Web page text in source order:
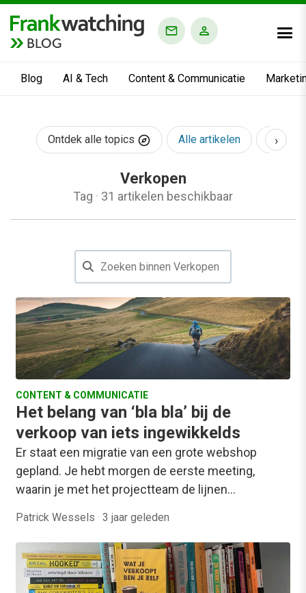
BLOG
Blog AI & Tech Content & Communicatie
Ontdek alle topics Alle artikelen AI &
›
Verkopen
Tag · 31 artikelen beschikbaar
CONTENT & COMMUNICATIE
Het belang van ‘bla bla’ bij de
verkoop van iets ingewikkelds
Er staat een migratie van een grote webshop
gepland. Je hebt morgen de eerste meeting,
waarin je met het projectteam de lijnen…
Patrick Wessels · 3 jaar geleden